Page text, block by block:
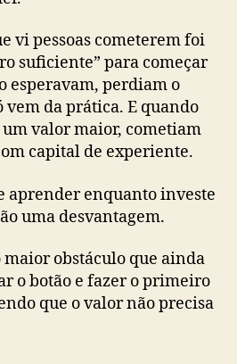
vi pessoas cometerem foi
suficiente” para começar
esperavam, perdiam o
vem da prática. E quando
valor maior, cometiam
capital de experiente.
aprender enquanto investe
uma desvantagem.
obstáculo que ainda
o botão e fazer o primeiro
que o valor não precisa